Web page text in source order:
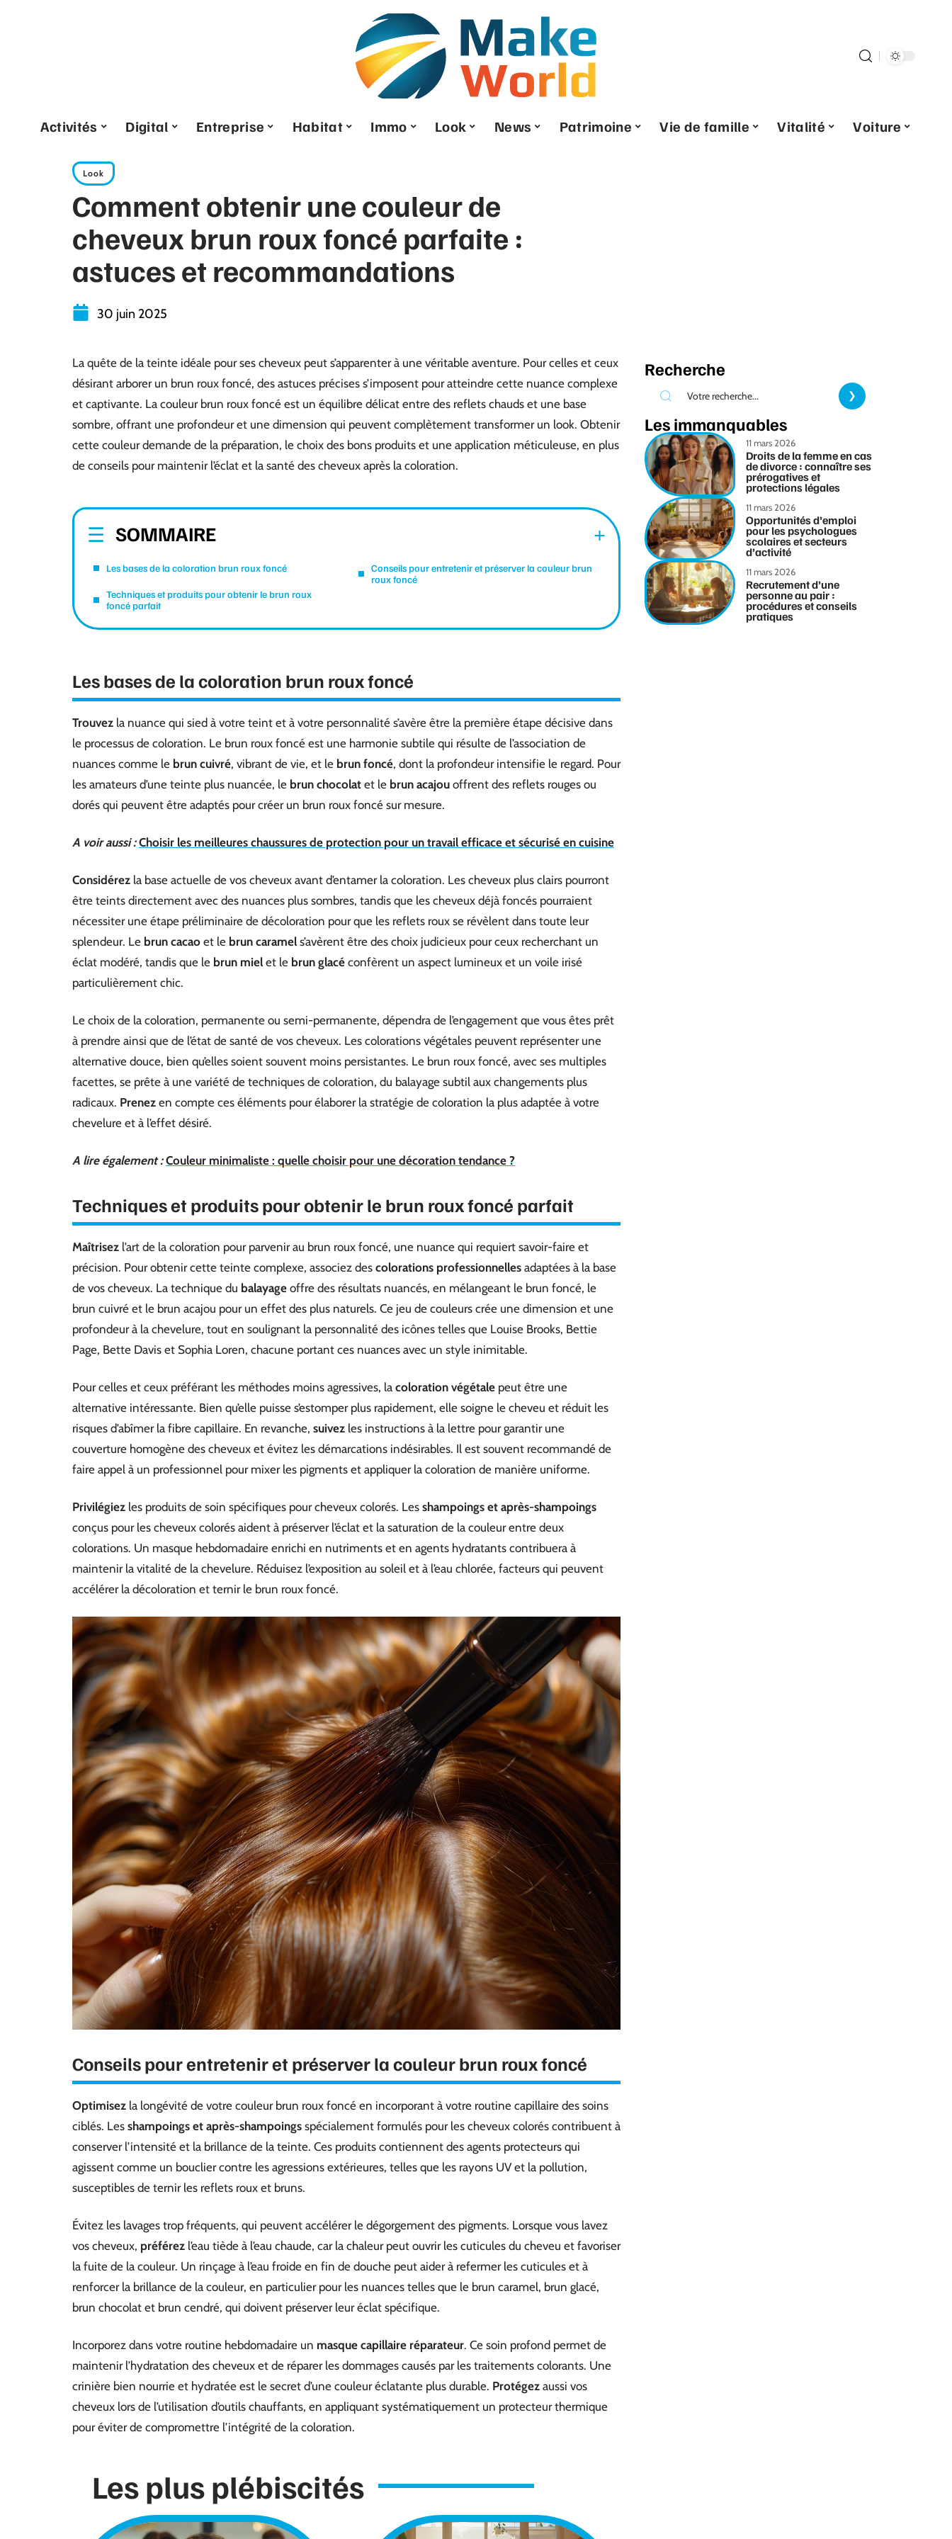
Activités Digital Entreprise Habitat Immo Look News Patrimoine Vie de famille Vitalité Voiture
Look
Comment obtenir une couleur de
cheveux brun roux foncé parfaite :
astuces et recommandations
30 juin 2025
La quête de la teinte idéale pour ses cheveux peut s’apparenter à une véritable aventure. Pour celles et ceux
désirant arborer un brun roux foncé, des astuces précises s’imposent pour atteindre cette nuance complexe
et captivante. La couleur brun roux foncé est un équilibre délicat entre des reflets chauds et une base
sombre, offrant une profondeur et une dimension qui peuvent complètement transformer un look. Obtenir
cette couleur demande de la préparation, le choix des bons produits et une application méticuleuse, en plus
de conseils pour maintenir l’éclat et la santé des cheveux après la coloration.
SOMMAIRE
Les bases de la coloration brun roux foncé
Techniques et produits pour obtenir le brun roux
foncé parfait
Conseils pour entretenir et préserver la couleur brun
roux foncé
Les bases de la coloration brun roux foncé
Trouvez la nuance qui sied à votre teint et à votre personnalité s’avère être la première étape décisive dans
le processus de coloration. Le brun roux foncé est une harmonie subtile qui résulte de l’association de
nuances comme le brun cuivré, vibrant de vie, et le brun foncé, dont la profondeur intensifie le regard. Pour
les amateurs d’une teinte plus nuancée, le brun chocolat et le brun acajou offrent des reflets rouges ou
dorés qui peuvent être adaptés pour créer un brun roux foncé sur mesure.
A voir aussi : Choisir les meilleures chaussures de protection pour un travail efficace et sécurisé en cuisine
Considérez la base actuelle de vos cheveux avant d’entamer la coloration. Les cheveux plus clairs pourront
être teints directement avec des nuances plus sombres, tandis que les cheveux déjà foncés pourraient
nécessiter une étape préliminaire de décoloration pour que les reflets roux se révèlent dans toute leur
splendeur. Le brun cacao et le brun caramel s’avèrent être des choix judicieux pour ceux recherchant un
éclat modéré, tandis que le brun miel et le brun glacé confèrent un aspect lumineux et un voile irisé
particulièrement chic.
Le choix de la coloration, permanente ou semi-permanente, dépendra de l’engagement que vous êtes prêt
à prendre ainsi que de l’état de santé de vos cheveux. Les colorations végétales peuvent représenter une
alternative douce, bien qu’elles soient souvent moins persistantes. Le brun roux foncé, avec ses multiples
facettes, se prête à une variété de techniques de coloration, du balayage subtil aux changements plus
radicaux. Prenez en compte ces éléments pour élaborer la stratégie de coloration la plus adaptée à votre
chevelure et à l’effet désiré.
A lire également : Couleur minimaliste : quelle choisir pour une décoration tendance ?
Techniques et produits pour obtenir le brun roux foncé parfait
Maîtrisez l’art de la coloration pour parvenir au brun roux foncé, une nuance qui requiert savoir-faire et
précision. Pour obtenir cette teinte complexe, associez des colorations professionnelles adaptées à la base
de vos cheveux. La technique du balayage offre des résultats nuancés, en mélangeant le brun foncé, le
brun cuivré et le brun acajou pour un effet des plus naturels. Ce jeu de couleurs crée une dimension et une
profondeur à la chevelure, tout en soulignant la personnalité des icônes telles que Louise Brooks, Bettie
Page, Bette Davis et Sophia Loren, chacune portant ces nuances avec un style inimitable.
Pour celles et ceux préférant les méthodes moins agressives, la coloration végétale peut être une
alternative intéressante. Bien qu’elle puisse s’estomper plus rapidement, elle soigne le cheveu et réduit les
risques d’abîmer la fibre capillaire. En revanche, suivez les instructions à la lettre pour garantir une
couverture homogène des cheveux et évitez les démarcations indésirables. Il est souvent recommandé de
faire appel à un professionnel pour mixer les pigments et appliquer la coloration de manière uniforme.
Privilégiez les produits de soin spécifiques pour cheveux colorés. Les shampoings et après-shampoings
conçus pour les cheveux colorés aident à préserver l’éclat et la saturation de la couleur entre deux
colorations. Un masque hebdomadaire enrichi en nutriments et en agents hydratants contribuera à
maintenir la vitalité de la chevelure. Réduisez l’exposition au soleil et à l’eau chlorée, facteurs qui peuvent
accélérer la décoloration et ternir le brun roux foncé.
Conseils pour entretenir et préserver la couleur brun roux foncé
Optimisez la longévité de votre couleur brun roux foncé en incorporant à votre routine capillaire des soins
ciblés. Les shampoings et après-shampoings spécialement formulés pour les cheveux colorés contribuent à
conserver l’intensité et la brillance de la teinte. Ces produits contiennent des agents protecteurs qui
agissent comme un bouclier contre les agressions extérieures, telles que les rayons UV et la pollution,
susceptibles de ternir les reflets roux et bruns.
Évitez les lavages trop fréquents, qui peuvent accélérer le dégorgement des pigments. Lorsque vous lavez
vos cheveux, préférez l’eau tiède à l’eau chaude, car la chaleur peut ouvrir les cuticules du cheveu et favoriser
la fuite de la couleur. Un rinçage à l’eau froide en fin de douche peut aider à refermer les cuticules et à
renforcer la brillance de la couleur, en particulier pour les nuances telles que le brun caramel, brun glacé,
brun chocolat et brun cendré, qui doivent préserver leur éclat spécifique.
Incorporez dans votre routine hebdomadaire un masque capillaire réparateur. Ce soin profond permet de
maintenir l’hydratation des cheveux et de réparer les dommages causés par les traitements colorants. Une
crinière bien nourrie et hydratée est le secret d’une couleur éclatante plus durable. Protégez aussi vos
cheveux lors de l’utilisation d’outils chauffants, en appliquant systématiquement un protecteur thermique
pour éviter de compromettre l’intégrité de la coloration.
Les plus plébiscités
Recherche
Les immanquables
11 mars 2026
Droits de la femme en cas
de divorce : connaître ses
prérogatives et
protections légales
11 mars 2026
Opportunités d’emploi
pour les psychologues
scolaires et secteurs
d’activité
11 mars 2026
Recrutement d’une
personne au pair :
procédures et conseils
pratiques